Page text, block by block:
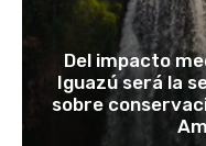
Del impacto
Iguazú será la
sobre